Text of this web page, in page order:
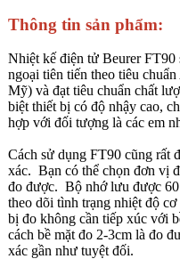
Thông tin sản phẩm:
Nhiệt kế điện tử Beurer FT90
ngoại tiên tiến theo tiêu
Mỹ) và đạt tiêu chuẩn chất
biệt thiết bị có độ nhậy cao,
hợp với đối tượng là các em
Cách sử dụng FT90 cũng rất
xác. Bạn có thể chọn đơn vị
đo được. Bộ nhớ lưu được 60
theo dõi tình trạng nhiệt độ
bị đo không cần tiếp xúc với
cách bề mặt đo 2-3cm là đo
xác gần như tuyệt đối.